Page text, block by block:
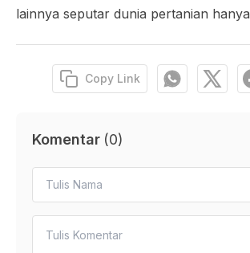
lainnya seputar dunia pertanian hanya
Copy Link
Komentar (0)